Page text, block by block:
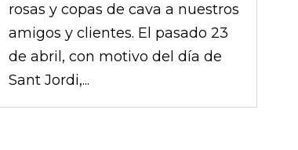
rosas y copas de cava a nuestros
amigos y clientes. El pasado 23
de abril, con motivo del día de
Sant Jordi,...